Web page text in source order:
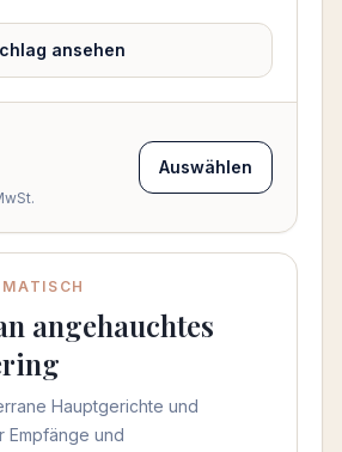
ansehen
Auswählen
angehauchtes
Hauptgerichte und
Empfänge und